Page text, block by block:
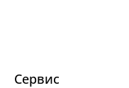
Сервис